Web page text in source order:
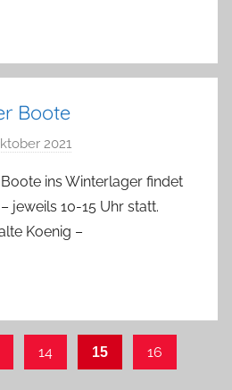
s
Boote
2021
n
a
d
ins Winterlager findet
jeweils 10-15 Uhr statt.
Koenig –
14 15 16